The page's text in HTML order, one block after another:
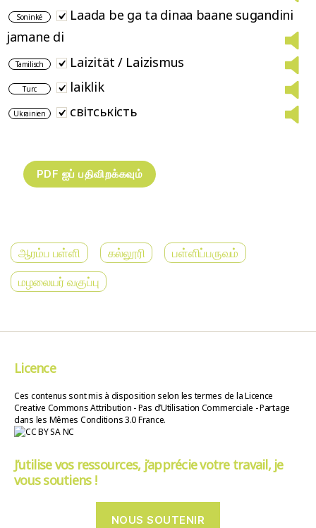
Soninké
Laada be ga ta dinaa baane sugandini
jamane di
Tamilisch Laizität / Laizismus
Turc laiklik
Ukrainien світськість
ஆரம்ப பள்ளி கல்லூரி
பள்ளிப்பருவம்
மழலையர் வகுப்பு
Licence
Ces contenus sont mis à disposition selon les termes de la Licence
Creative Commons Attribution - Pas d’Utilisation Commerciale - Partage
dans les Mêmes Conditions 3.0 France.
J’utilise vos ressources, j’apprécie votre travail, je
vous soutiens !
NOUS SOUTENIR